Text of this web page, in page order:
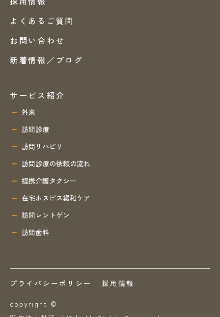
よくあるご質問
お問い合わせ
新着情報／ブログ
サービス紹介
外来
訪問診療
訪問リハビリ
訪問診療の依頼の流れ
提携介護タクシー
在宅ホスピス緩和ケア
訪問レントゲン
訪問歯科
copyright ©
プライバシーポリシー 採用情報